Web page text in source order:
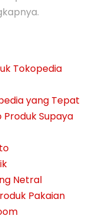
Tokopedia
yang Tepat
Supaya
Netral
Pakaian